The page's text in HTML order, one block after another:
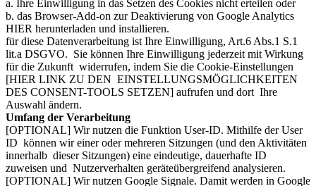
a. Ihre Einwilligung in das Setzen des Cookies nicht erteilen oder
b. das Browser-Add-on zur Deaktivierung von Google Analytics
HIER herunterladen und installieren.
für diese Datenverarbeitung ist Ihre Einwilligung, Art.6 Abs.1 S.1
lit.a DSGVO. Sie können Ihre Einwilligung jederzeit mit Wirkung
für die Zukunft widerrufen, indem Sie die Cookie-Einstellungen
[HIER LINK ZU DEN EINSTELLUNGSMÖGLICHKEITEN
DES CONSENT-TOOLS SETZEN] aufrufen und dort Ihre
Auswahl ändern.
Umfang der Verarbeitung
[OPTIONAL] Wir nutzen die Funktion User-ID. Mithilfe der User
ID können wir einer oder mehreren Sitzungen (und den Aktivitäten
innerhalb dieser Sitzungen) eine eindeutige, dauerhafte ID
zuweisen und Nutzerverhalten geräteübergreifend analysieren.
[OPTIONAL] Wir nutzen Google Signale. Damit werden in Google